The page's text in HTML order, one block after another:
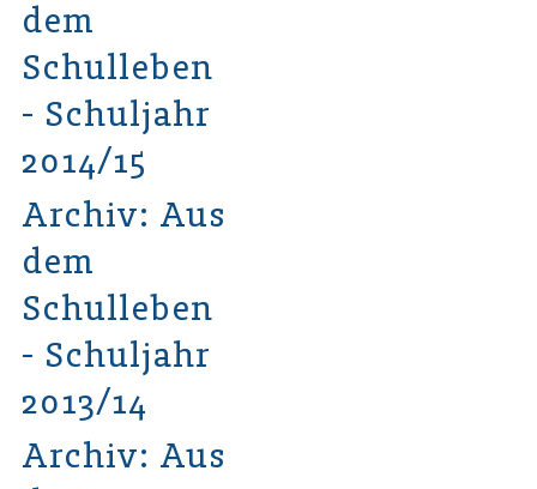
dem
Schulleben
- Schuljahr
2014/15
Archiv: Aus
dem
Schulleben
- Schuljahr
2013/14
Archiv: Aus